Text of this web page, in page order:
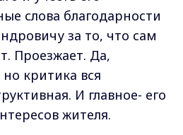
слова благодарности
за то, что сам
Проезжает. Да,
критика вся
И главное- его
жителя.